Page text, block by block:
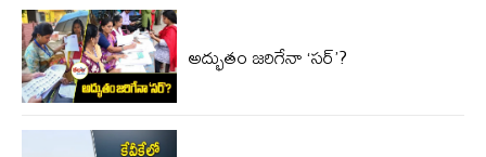
అద్భుతం జరిగేనా ‘సర్’?